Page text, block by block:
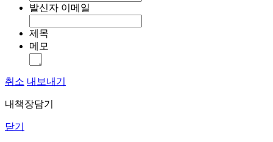
발신자 이메일
제목
메모
취소 내보내기
내책장담기
닫기